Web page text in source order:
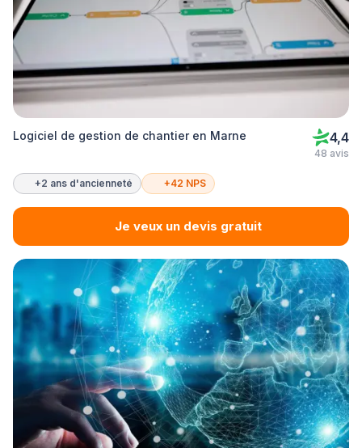
Logiciel de gestion de chantier en Marne 4,4
48 avis
+2 ans d'ancienneté +42 NPS
Je veux un devis gratuit